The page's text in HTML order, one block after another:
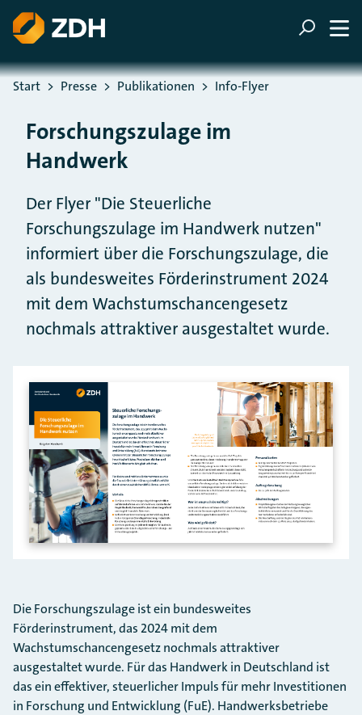
ZUM HAUPTINHALT SPRINGEN
ZUR SUCHE SPRINGEN
Sie befinden sich hier:
Start Presse Publikationen Info-Flyer
Forschungszulage im
Handwerk
Der Flyer "Die Steuerliche
Forschungszulage im Handwerk nutzen"
informiert über die Forschungszulage, die
als bundesweites Förderinstrument 2024
mit dem Wachstumschancengesetz
nochmals attraktiver ausgestaltet wurde.
Die Forschungszulage ist ein bundesweites
Förderinstrument, das 2024 mit dem
Wachstumschancengesetz nochmals attraktiver
ausgestaltet wurde. Für das Handwerk in Deutschland ist
das ein effektiver, steuerlicher Impuls für mehr Investitionen
in Forschung und Entwicklung (FuE). Handwerksbetriebe